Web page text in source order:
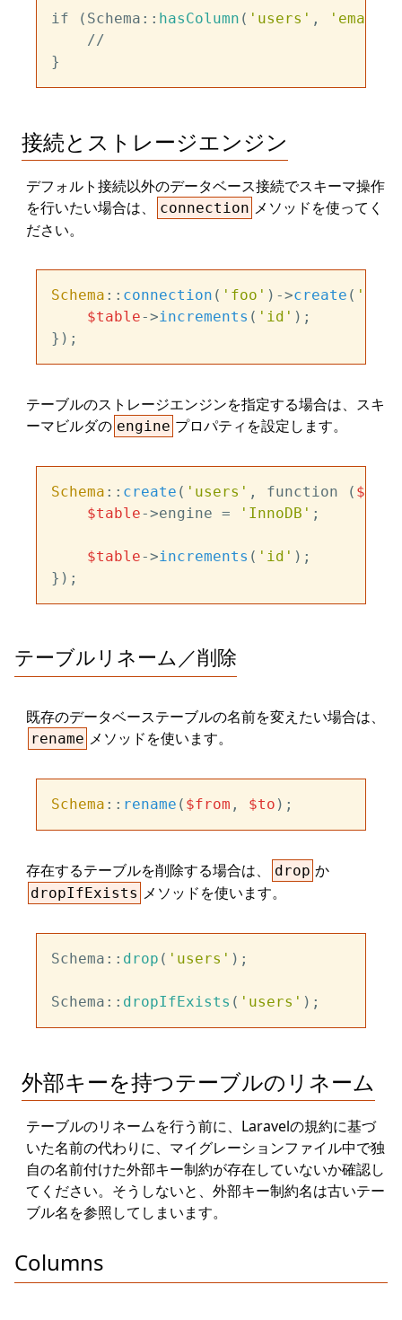
if (Schema:: hasColumn ( 'users' , 'email'
    //
接続とストレージエンジン
デフォルト接続以外のデータベース接続でスキーマ操作
を行いたい場合は、
connection メソッドを使ってく
ださい。
Schema :: connection ( 'foo' )->create (
$table->increments ( 'id' );
テーブルのストレージエンジンを指定する場合は、スキ
ーマビルダの engine プロパティを設定します。
Schema :: create ( 'users' , function (
$table->engine = 'InnoDB' ;
$table->increments ( 'id' );
テーブルリネーム／削除
既存のデータベーステーブルの名前を変えたい場合は、
rename メソッドを使います。
Schema :: rename ( $from , $to
存在するテーブルを削除する場合は、 drop か
dropIfExists メソッドを使います。
Schema:: drop ( 'users' );
Schema:: dropIfExists ( 'users'
外部キーを持つテーブルのリネーム
テーブルのリネームを行う前に、Laravelの規約に基づ
いた名前の代わりに、マイグレーションファイル中で独
自の名前付けた外部キー制約が存在していないか確認し
てください。そうしないと、外部キー制約名は古いテー
ブル名を参照してしまいます。
Columns